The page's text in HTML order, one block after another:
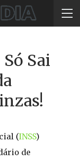
Sai
(INSS)
de